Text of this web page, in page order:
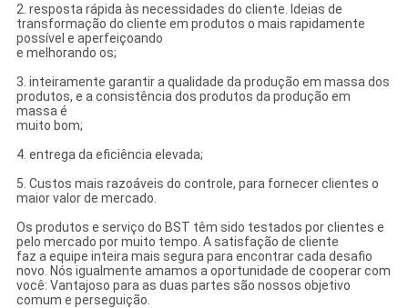
2. resposta rápida às necessidades do cliente. Ideias de
transformação do cliente em produtos o mais rapidamente
possível e aperfeiçoando
e melhorando os;
3. inteiramente garantir a qualidade da produção em massa dos
produtos, e a consistência dos produtos da produção em
massa é
muito bom;
4. entrega da eficiência elevada;
5. Custos mais razoáveis do controle, para fornecer clientes o
maior valor de mercado.
Os produtos e serviço do BST têm sido testados por clientes e
pelo mercado por muito tempo. A satisfação de cliente
faz a equipe inteira mais segura para encontrar cada desafio
novo. Nós igualmente amamos a oportunidade de cooperar com
você: Vantajoso para as duas partes são nossos objetivo
comum e perseguição.